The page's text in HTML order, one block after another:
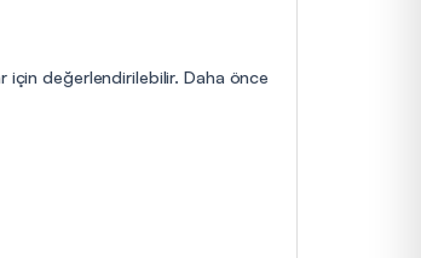
için değerlendirilebilir. Daha önce